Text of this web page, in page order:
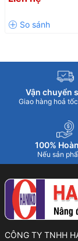
Vận chuyển
Giao hàng hoả
100%
Nếu sản
CÔNG TY TNHH